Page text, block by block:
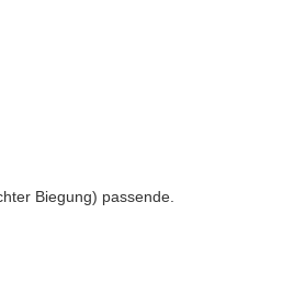
Biegung) passende.